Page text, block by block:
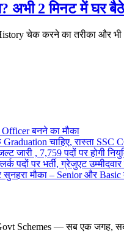
2 मिनट में घर
चेक करने का तरीका और भी
बनने का मौका
चाहिए, रास्ता SSC
जारी , 7,759 पदों पर होगी
पदों पर भर्ती, ग्रेजुएट
मौका – Senior और Basic
Schemes — सब एक जगह,